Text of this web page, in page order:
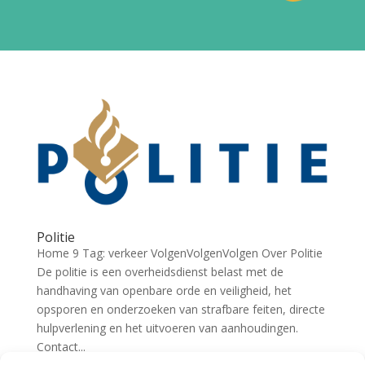
Politie
Home 9 Tag: verkeer VolgenVolgenVolgen Over Politie
De politie is een overheidsdienst belast met de
handhaving van openbare orde en veiligheid, het
opsporen en onderzoeken van strafbare feiten, directe
hulpverlening en het uitvoeren van aanhoudingen.
Contact...